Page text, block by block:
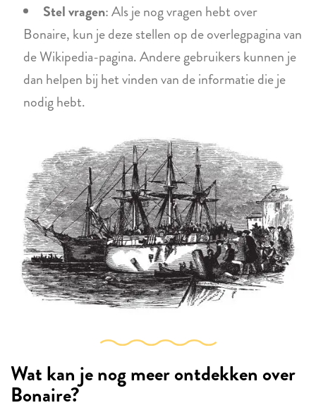
Stel vragen: Als je nog vragen hebt over
Bonaire, kun je deze stellen op de overlegpagina van
de Wikipedia-pagina. Andere gebruikers kunnen je
dan helpen bij het vinden van de informatie die je
nodig hebt.
Wat kan je nog meer ontdekken over
Bonaire?